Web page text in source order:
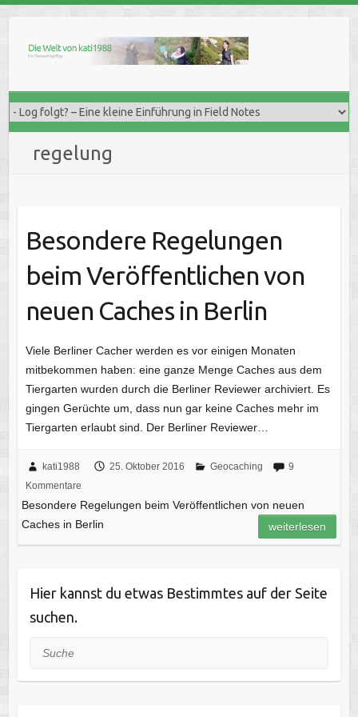
content
regelung
Besondere Regelungen
beim Veröffentlichen von
neuen Caches in Berlin
Viele Berliner Cacher werden es vor einigen Monaten
mitbekommen haben: eine ganze Menge Caches aus dem
Tiergarten wurden durch die Berliner Reviewer archiviert. Es
gingen Gerüchte um, dass nun gar keine Caches mehr im
Tiergarten erlaubt sind. Der Berliner Reviewer…
kati1988 25. Oktober 2016 Geocaching
9
Kommentare
Besondere Regelungen beim Veröffentlichen von neuen
Caches in Berlin
weiterlesen
Hier kannst du etwas Bestimmtes auf der Seite
suchen.
Suche